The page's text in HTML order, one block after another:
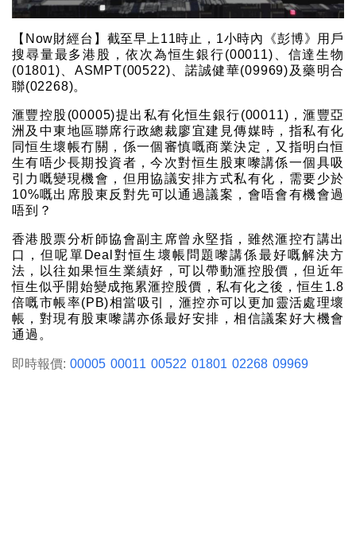
【Now財經台】截至早上11時止，1小時內《彭博》用戶
搜尋量最多港股，依次為恒生銀行(00011)、信達生物
(01801)、ASMPT(00522)、諾誠健華(09969)及藥明合
聯(02268)。
滙豐控股(00005)提出私有化恒生銀行(00011)，滙豐亞
洲及中東地區聯席行政總裁廖宜建見傳媒時，指私有化
同恒生壞帳冇關，係一個審慎嘅商業決定，又指明白恒
生有唔少長期投資者，今次對恒生股東嚟講係一個具吸
引力嘅變現機會，但用協議安排方式私有化，需要少於
10%嘅出席股東反對先可以通過議案，會唔會有機會過
唔到？
香港股票分析師協會副主席曾永堅指，雖然滙控冇講出
口，但呢單Deal對恒生壞帳問題嚟講係最好嘅解決方
法，以往如果恒生業績好，可以帶動滙控股價，但近年
恒生似乎開始變成拖累滙控股價，私有化之後，恒生1.8
倍嘅市帳率(PB)相當吸引，滙控亦可以更加靈活處理壞
帳，對現有股東嚟講亦係最好安排，相信議案好大機會
通過。
即時報價: 00005 00011 00522 01801 02268 09969